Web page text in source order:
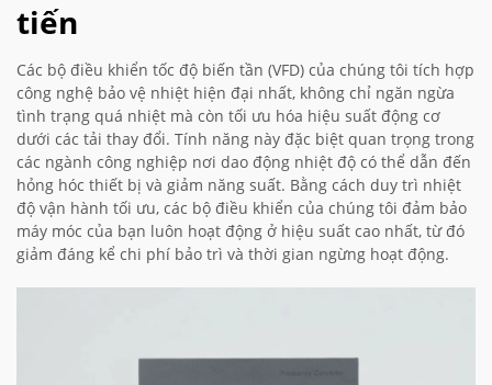
tiến
Các bộ điều khiển tốc độ biến tần (VFD) của chúng tôi tích hợp
công nghệ bảo vệ nhiệt hiện đại nhất, không chỉ ngăn ngừa
tình trạng quá nhiệt mà còn tối ưu hóa hiệu suất động cơ
dưới các tải thay đổi. Tính năng này đặc biệt quan trọng trong
các ngành công nghiệp nơi dao động nhiệt độ có thể dẫn đến
hỏng hóc thiết bị và giảm năng suất. Bằng cách duy trì nhiệt
độ vận hành tối ưu, các bộ điều khiển của chúng tôi đảm bảo
máy móc của bạn luôn hoạt động ở hiệu suất cao nhất, từ đó
giảm đáng kể chi phí bảo trì và thời gian ngừng hoạt động.